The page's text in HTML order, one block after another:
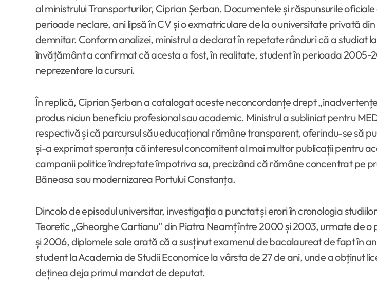
al ministrului Transporturilor, Ciprian Șerban. Documentele și răspunsurile
perioade neclare, ani lipsă în CV și o exmatriculare de la o universitate privată
demnitar. Conform analizei, ministrul a declarat în repetate rânduri că a studiat
învățământ a confirmat că acesta a fost, în realitate, student în perioada
neprezentare la cursuri.
În replică, Ciprian Șerban a catalogat aceste neconcordanțe drept
produs niciun beneficiu profesional sau academic. Ministrul a subliniat pentru
respectivă și că parcursul său educațional rămâne transparent, oferindu-se să
și-a exprimat speranța că interesul concomitent al mai multor publicații pentru
campanii politice îndreptate împotriva sa, precizând că rămâne concentrat pe
Băneasa sau modernizarea Portului Constanța.
Dincolo de episodul universitar, investigația a punctat și erori în cronologia
Teoretic „Gheorghe Cartianu” din Piatra Neamț între 2000 și 2003, urmate de o
și 2006, diplomele sale arată că a susținut examenul de bacalaureat de fapt în
student la Academia de Studii Economice la vârsta de 27 de ani, unde a obținut
deținea deja primul mandat de deputat.